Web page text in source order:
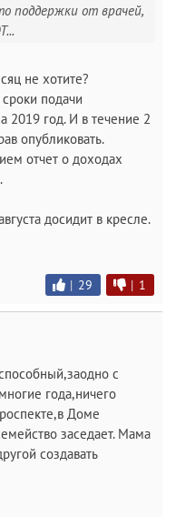
поддержки от врачей,
не хотите?
подачи
2019 год. И в течение 2
опубликовать.
отчет о доходах
досидит в кресле.
| 29 | 1
с
года,ничего
Доме
заседает. Мама
создавать